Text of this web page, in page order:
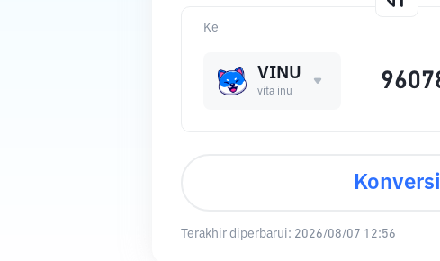
Ke
VINU
vita inu
Konversi
Terakhir diperbarui: 2026/08/07 12:56